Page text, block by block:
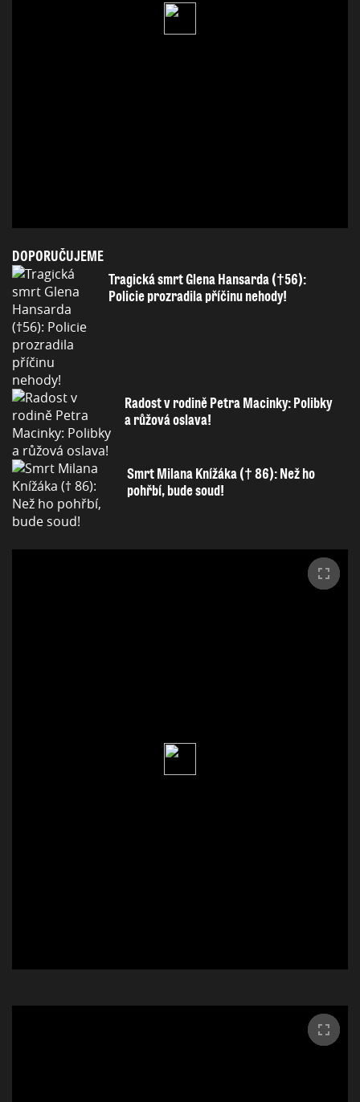
DOPORUČUJEME
Tragická smrt Glena Hansarda (†56):
Policie prozradila příčinu nehody!
Radost v rodině Petra Macinky: Polibky
a růžová oslava!
Smrt Milana Knížáka († 86): Než ho
pohřbí, bude soud!